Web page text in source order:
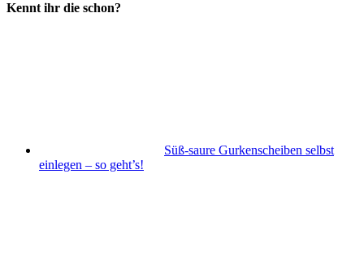
Kennt ihr die schon?
Süß-saure Gurkenscheiben selbst
einlegen – so geht’s!